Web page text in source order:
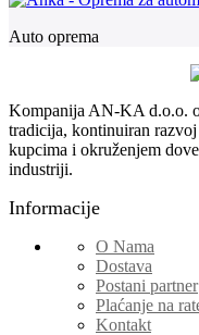
Auto oprema
Kompanija AN-KA d.o.o.
tradicija, kontinuiran
kupcima i okruženjem
industriji.
Informacije
O Nama
Dostava
Postani partner
Plaćanje na
Kontakt